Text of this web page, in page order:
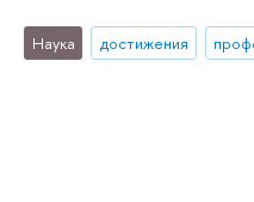
Наука достижения